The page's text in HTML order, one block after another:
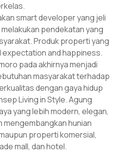
smart developer yang jeli
pendekatan yang
Produk properti yang
expectation and happiness.
pada akhirnya menjadi
masyarakat terhadap
dengan gaya hidup
Living in Style. Agung
yang lebih modern, elegan,
mengembangkan hunian
properti komersial,
mall, dan hotel.